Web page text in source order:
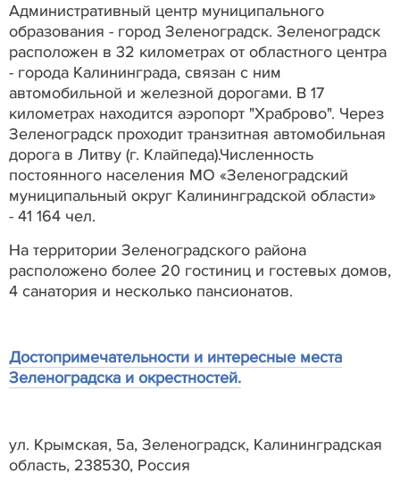
Административный центр муниципального
образования - город Зеленоградск. Зеленоградск
расположен в 32 километрах от областного центра
- города Калининграда, связан с ним
автомобильной и железной дорогами. В 17
километрах находится аэропорт "Храброво". Через
Зеленоградск проходит транзитная автомобильная
дорога в Литву (г. Клайпеда).Численность
постоянного населения МО «Зеленоградский
муниципальный округ Калининградской области»
- 41 164 чел.
На территории Зеленоградского района
расположено более 20 гостиниц и гостевых домов,
4 санатория и несколько пансионатов.
Достопримечательности и интересные места
Зеленоградска и окрестностей.
ул. Крымская, 5а, Зеленоградск, Калининградская
область, 238530, Россия